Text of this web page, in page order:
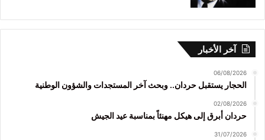
آخر الأخبار
06/08/2026
الحجار يستقبل حردان.. وبحث آخر المستجدات والشؤون الوطنية
02/08/2026
حردان أبرق إلى هيكل مهنئاً بمناسبة عيد الجيش
31/07/2026